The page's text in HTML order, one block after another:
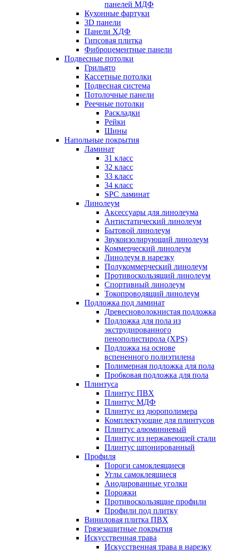
панелей МДФ
Кухонные фартуки
3D панели
Панели ХДФ
Гипсовая плитка
Фиброцементные панели
Подвесные потолки
Грильято
Кассетные потолки
Подвесная система
Потолочные панели
Реечные потолки
Раскладки
Рейки
Шины
Напольные покрытия
Ламинат
31 класс
32 класс
33 класс
34 класс
SPC ламинат
Линолеум
Аксессуары для линолеума
Антистатический линолеум
Бытовой линолеум
Звукоизолирующий линолеум
Коммерческий линолеум
Линолеум в нарезку
Полукоммерческий линолеум
Противоскользящий линолеум
Спортивный линолеум
Токопроводящий линолеум
Подложка под ламинат
Древесноволокнистая подложка
Подложка для пола из
экструдированного
пенополистирола (XPS)
Подложка на основе
вспененного полиэтилена
Полимерная подложка для пола
Пробковая подложка для пола
Плинтуса
Плинтус ПВХ
Плинтус МДФ
Плинтус из дюрополимера
Комплектующие для плинтусов
Плинтус алюминиевый
Плинтус из нержавеющей стали
Плинтус шпонированный
Профиля
Пороги самоклеящиеся
Углы самоклеящиеся
Анодированные уголки
Порожки
Противоскользящие профили
Профили под плитку
Виниловая плитка ПВХ
Грязезащитные покрытия
Искусственная трава
Искусственная трава в нарезку